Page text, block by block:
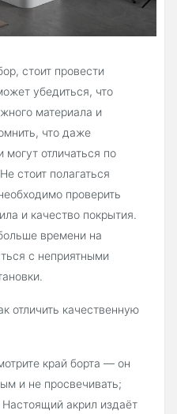
стоит провести
убедиться, что
материала и
что даже
отличаться по
стоит полагаться
проверить
и качество покрытия.
времени на
с неприятными
отличить качественную
край борта — он
и не просвечивать;
Настоящий акрил издаёт